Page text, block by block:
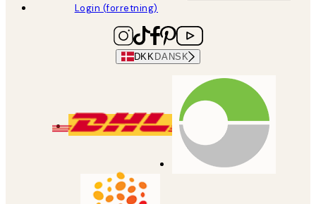
Login (forretning)
DKK DANSK